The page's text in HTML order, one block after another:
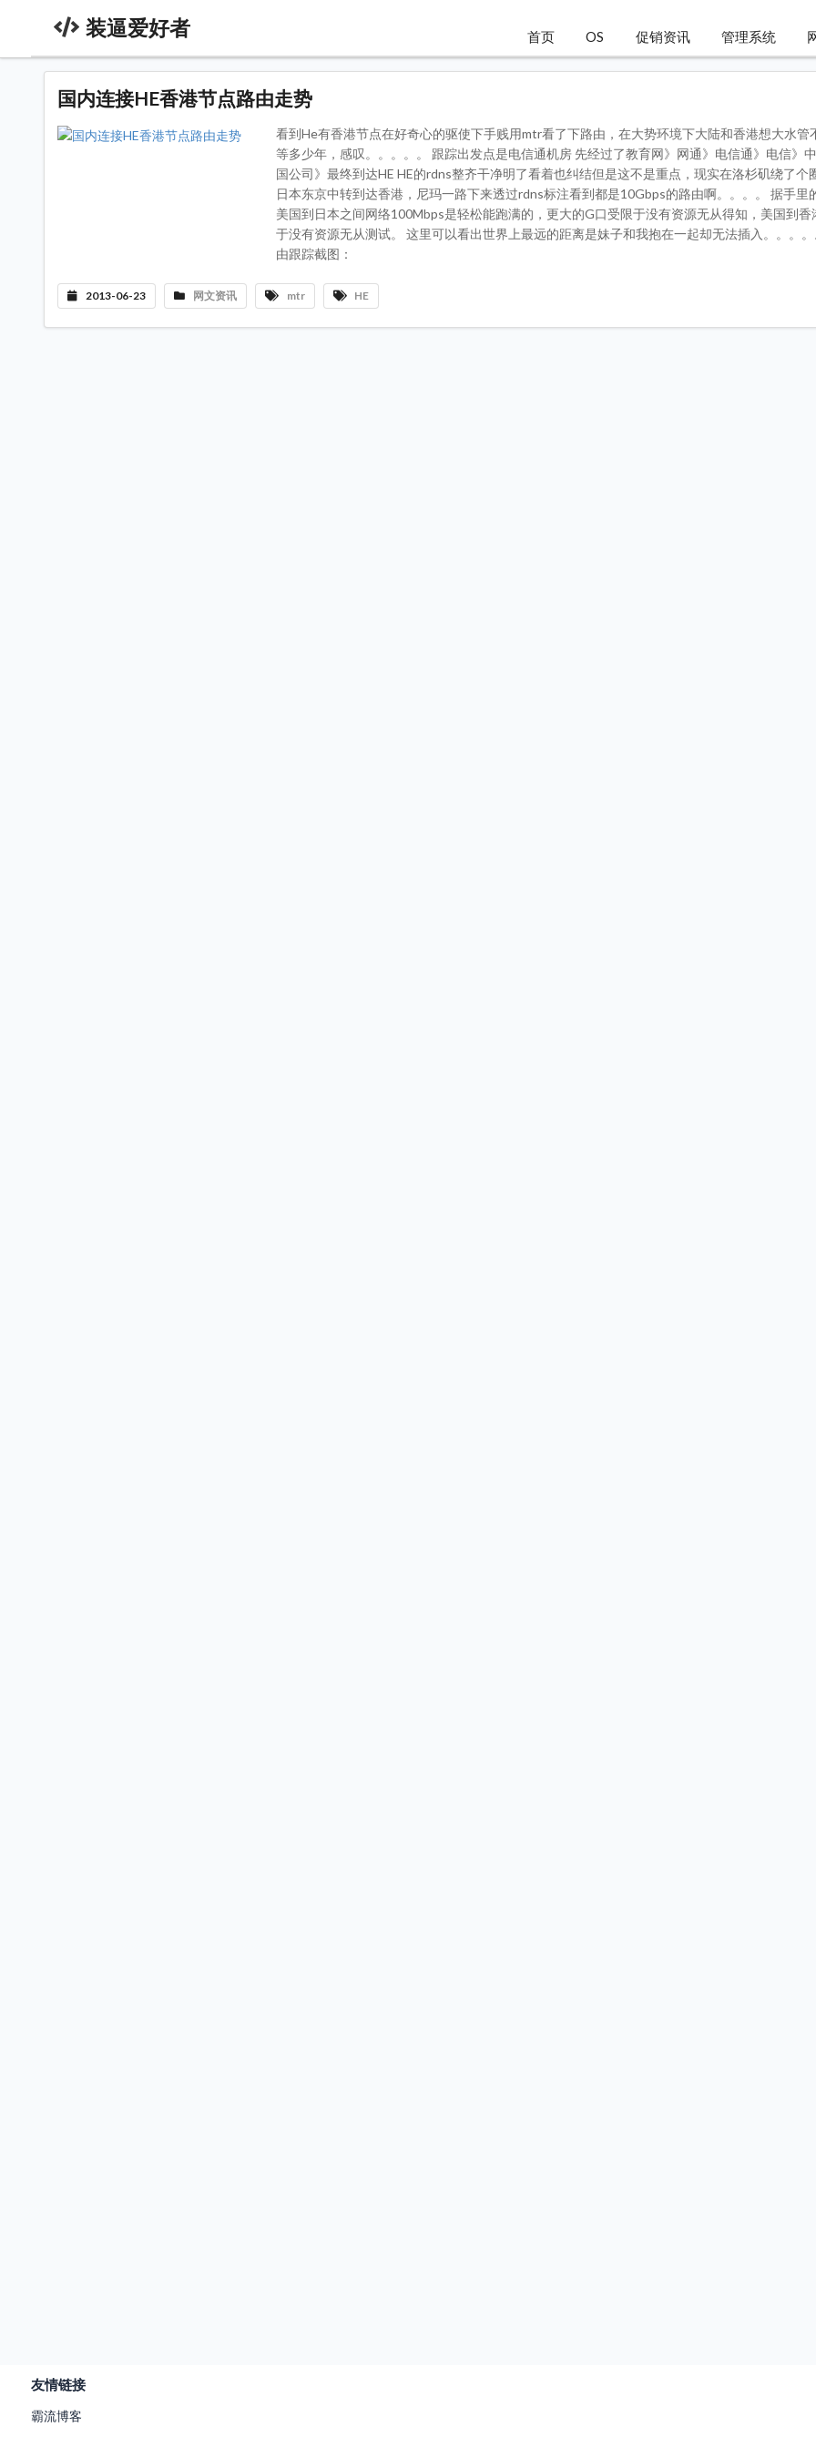
装逼爱好者 首页 OS 促销资讯 管理系统
国内连接HE香港节点路由走势
看到He有香港节点在好奇心的驱使下手贱用mtr看了下路由，在大势环境下大陆和香港想大水管
等多少年，感叹。。。。。 跟踪出发点是电信通机房 先经过了教育网》网通》电信通》电信》
国公司》最终到达HE HE的rdns整齐干净明了看着也纠结但是这不是重点，现实在洛杉矶绕了个
日本东京中转到达香港，尼玛一路下来透过rdns标注看到都是10Gbps的路由啊。。。。 据手里
美国到日本之间网络100Mbps是轻松能跑满的，更大的G口受限于没有资源无从得知，美国到香
于没有资源无从测试。 这里可以看出世界上最远的距离是妹子和我抱在一起却无法插入。。。
由跟踪截图：
2013-06-23 网文资讯 mtr HE
友情链接
霸流博客